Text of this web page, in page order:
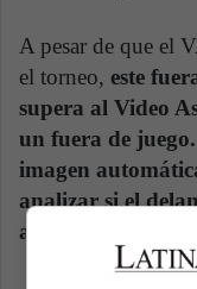
A pesar de que el
el torneo, este
supera al Video
un fuera de
imagen
analizar si el
antirreglamentaria.